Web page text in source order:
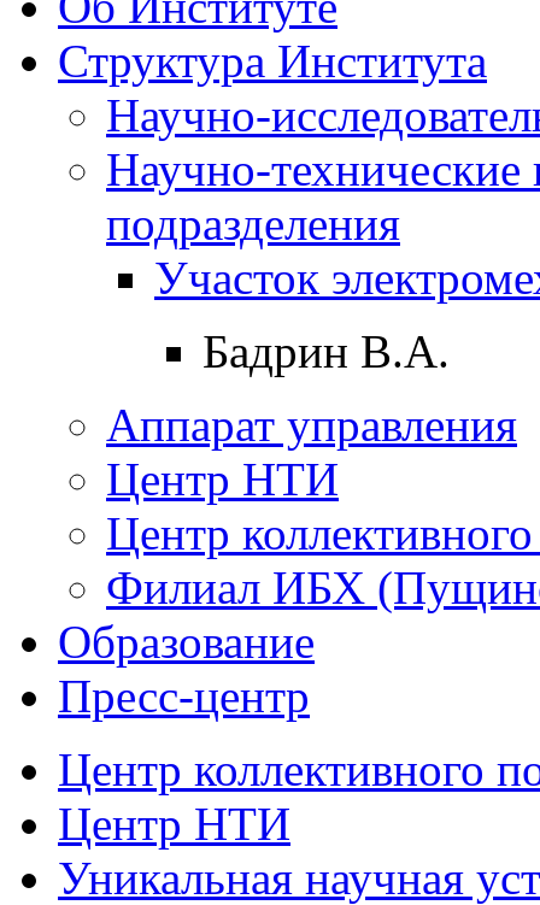
Структура Института
Научно-
Научно-технические
подразделения
Участок
Бадрин В.А.
Аппарат управления
Центр НТИ
Центр
Филиал ИБХ
Образование
Пресс-центр
Центр коллективного
Центр НТИ
Уникальная научная